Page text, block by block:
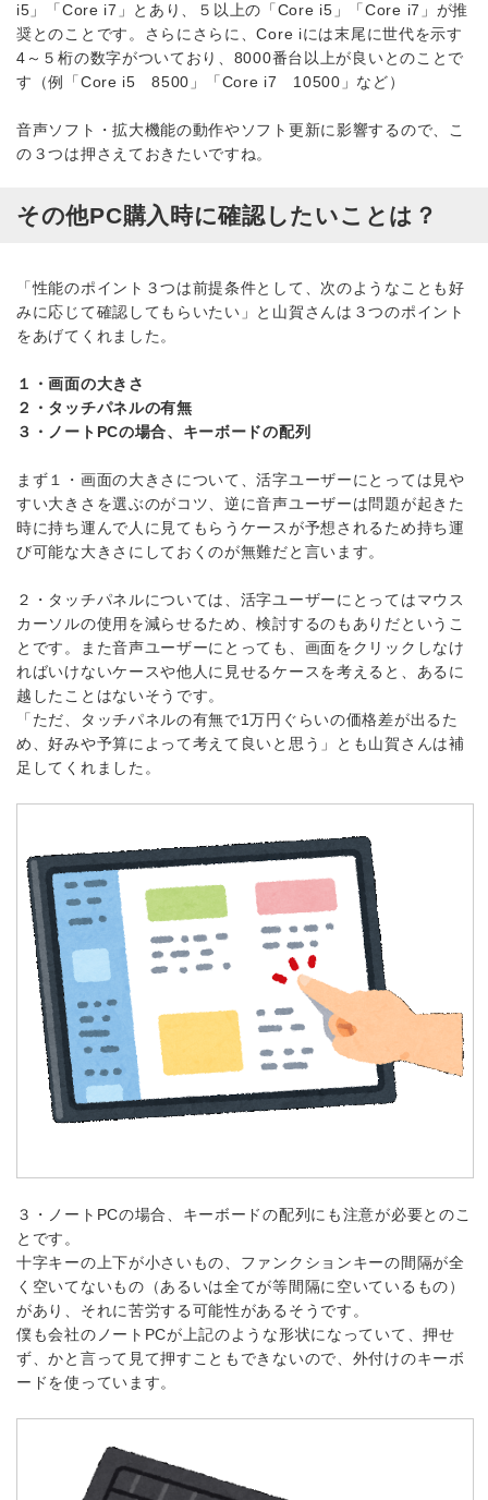
i5」「Core i7」とあり、５以上の「Core i5」「Core i7」が推
奨とのことです。さらにさらに、Core iには末尾に世代を示す
4～５桁の数字がついており、8000番台以上が良いとのことで
す（例「Core i5 8500」「Core i7 10500」など）
音声ソフト・拡大機能の動作やソフト更新に影響するので、こ
の３つは押さえておきたいですね。
その他PC購入時に確認したいことは？
「性能のポイント３つは前提条件として、次のようなことも好
みに応じて確認してもらいたい」と山賀さんは３つのポイント
をあげてくれました。
１・画面の大きさ
２・タッチパネルの有無
３・ノートPCの場合、キーボードの配列
まず１・画面の大きさについて、活字ユーザーにとっては見や
すい大きさを選ぶのがコツ、逆に音声ユーザーは問題が起きた
時に持ち運んで人に見てもらうケースが予想されるため持ち運
び可能な大きさにしておくのが無難だと言います。
２・タッチパネルについては、活字ユーザーにとってはマウス
カーソルの使用を減らせるため、検討するのもありだというこ
とです。また音声ユーザーにとっても、画面をクリックしなけ
ればいけないケースや他人に見せるケースを考えると、あるに
越したことはないそうです。
「ただ、タッチパネルの有無で1万円ぐらいの価格差が出るた
め、好みや予算によって考えて良いと思う」とも山賀さんは補
足してくれました。
３・ノートPCの場合、キーボードの配列にも注意が必要とのこ
とです。
十字キーの上下が小さいもの、ファンクションキーの間隔が全
く空いてないもの（あるいは全てが等間隔に空いているもの）
があり、それに苦労する可能性があるそうです。
僕も会社のノートPCが上記のような形状になっていて、押せ
ず、かと言って見て押すこともできないので、外付けのキーボ
ードを使っています。